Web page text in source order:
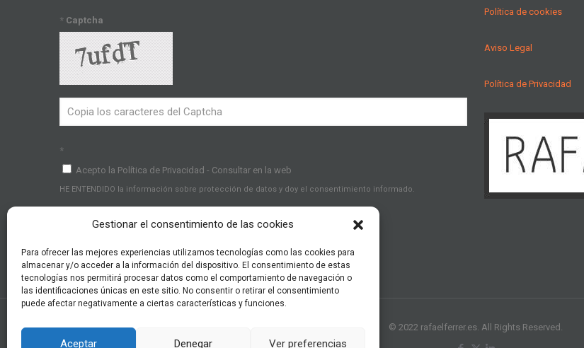
Gestionar el consentimiento de las cookies
Para ofrecer las mejores experiencias utilizamos tecnologías como las cookies para
almacenar y/o acceder a la información del dispositivo. El consentimiento de estas
tecnologías nos permitirá procesar datos como el comportamiento de navegación o
las identificaciones únicas en este sitio. No consentir o retirar el consentimiento
puede afectar negativamente a ciertas características y funciones.
Aceptar Denegar Ver preferencias
* Captcha
*
Acepto la Política de Privacidad - Consultar en la web
HE ENTENDIDO la información sobre protección de datos y doy el consentimiento informado.
Política de cookies
Aviso Legal
Política de Privacidad
© 2022 rafaelferrer.es. All Rights Reserved.